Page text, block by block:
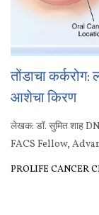
तोंडाचा
आशेचा किरण
लेखक: डॉ. सुमित शाह
FACS Fellow,
PROLIFE CANCER